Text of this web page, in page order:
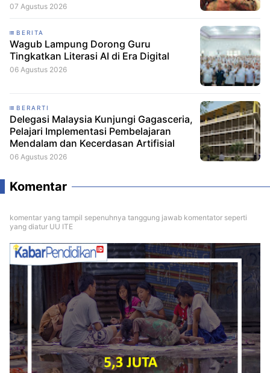
07 Agustus 2026
BERITA
Wagub Lampung Dorong Guru
Tingkatkan Literasi AI di Era Digital
06 Agustus 2026
BERARTI
Delegasi Malaysia Kunjungi Gagasceria,
Pelajari Implementasi Pembelajaran
Mendalam dan Kecerdasan Artifisial
06 Agustus 2026
Komentar
komentar yang tampil sepenuhnya tanggung jawab komentator seperti
yang diatur UU ITE